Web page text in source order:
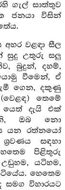
ගැල් සාත්තුව
ජනයා විසින්
අහර වළඳා සීල
සුදු උතුරු සලු
බුදුන්, දහම්,
වීමෙන්, ඒ
ගෙන, දකුණු
තෙමේ
දැයි එක්
ඔබ නො
යන රත්නයෝ
සඳහා
පිළිතුරු
යටිහම,
හෙතෙම
සමග විහාරයට